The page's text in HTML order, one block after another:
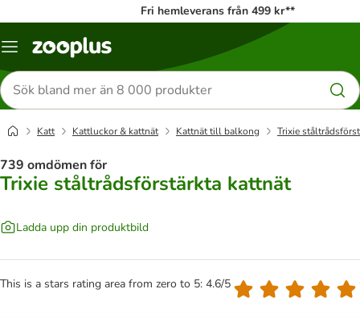
Fri hemleverans från 499 kr**
Katalogmeny
Sök
efter
produkter
Katt Kattluckor & kattnät Kattnät till balkong Trixie
739 omdömen för
Trixie ståltrådsförstärkta kattnät
Ladda upp din produktbild
This is a stars rating area from zero to 5: 4.6/5